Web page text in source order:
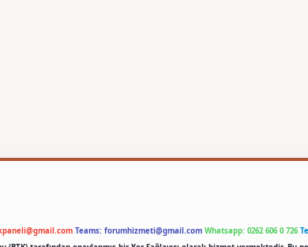
Teams: forumhizmeti@gmail.com Whatsapp: 0262 606 0 726